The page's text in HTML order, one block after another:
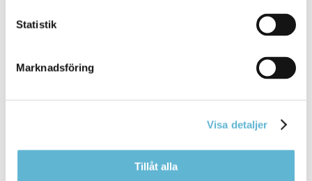
Statistik
Marknadsföring
Visa detaljer
Tillåt alla
InfoMentor
Bromölla kommun använder lärplattformen InfoMentor